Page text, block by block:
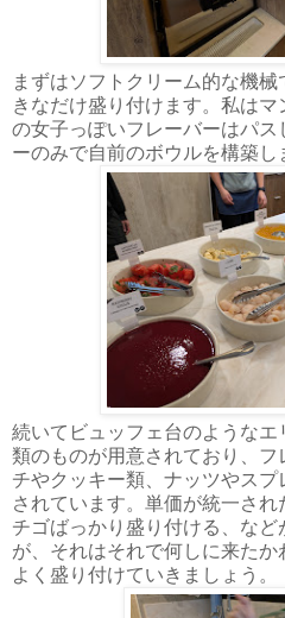
まずはソフトクリーム的な機
きなだけ盛り付けます。私は
の女子っぽいフレーバーはパス
ーのみで自前のボウルを構築し
続いてビュッフェ台のような
類のものが用意されており、
チやクッキー類、ナッツやス
されています。単価が統一さ
チゴばっかり盛り付ける、など
が、それはそれで何しに来たか
よく盛り付けていきましょう。